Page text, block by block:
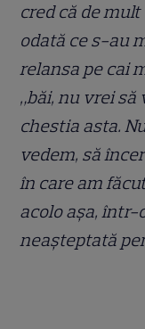
cred că de
odată ce s-au
relansa pe cai
„băi, nu vrei să
chestia asta.
vedem, să
în care am
acolo așa, într-
neașteptată